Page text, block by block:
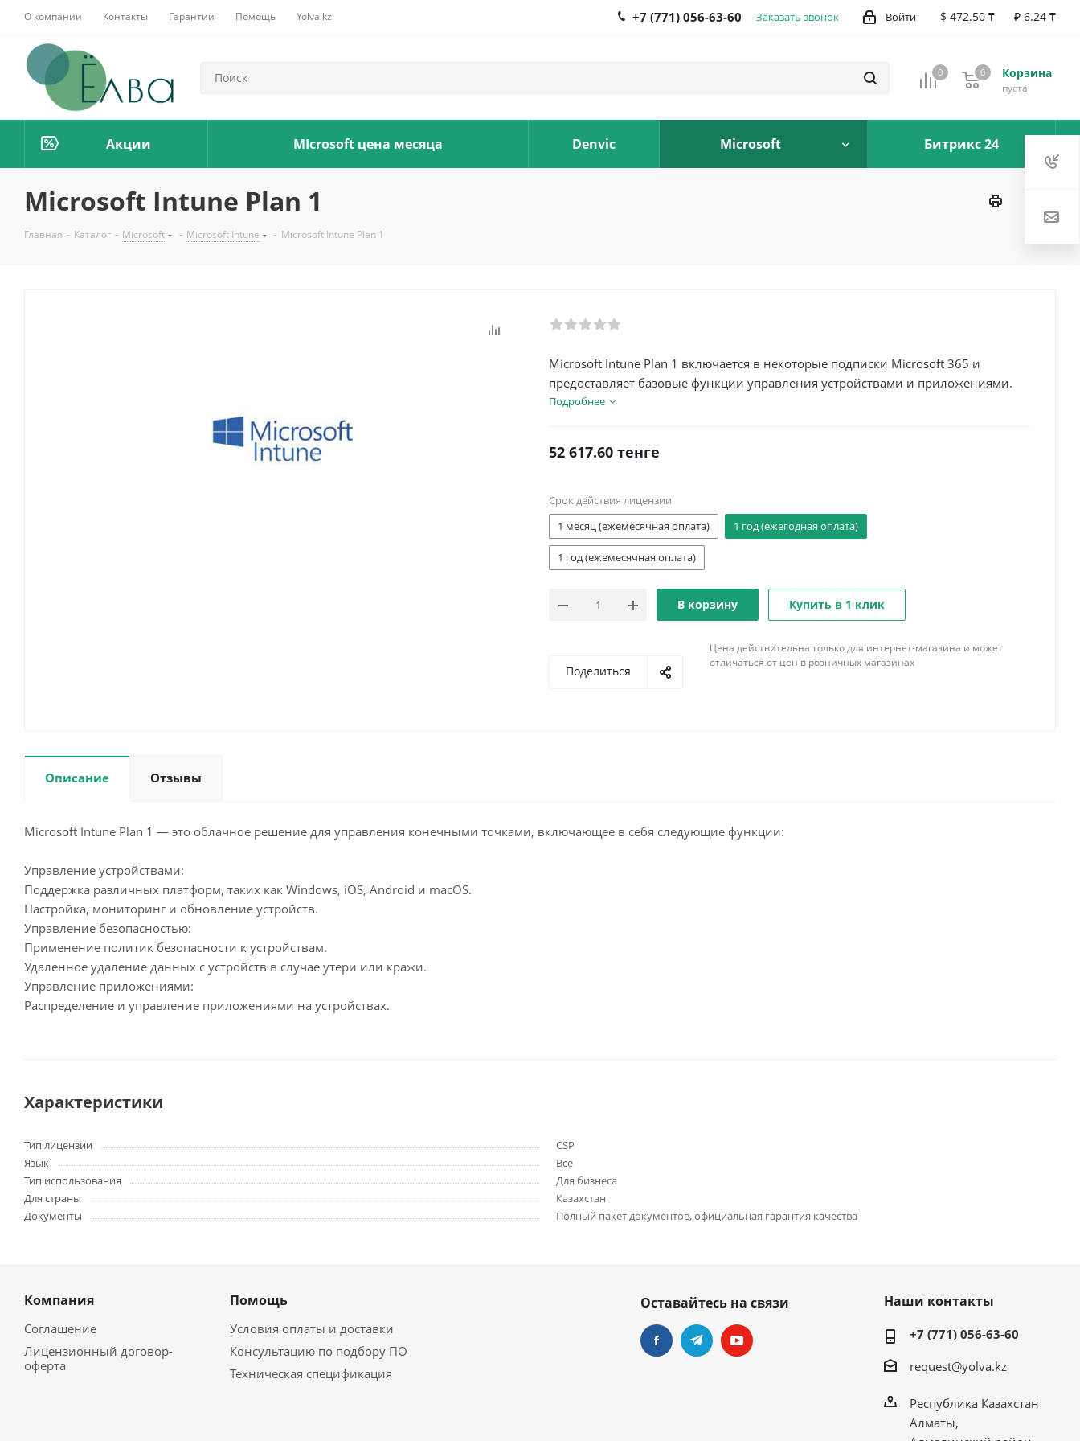
О компании Контакты Гарантии Помощь Yolva.kz $ 472.50 ₸ ₽ 6.24 ₸
Войти
+7 (771) 056-63-60 Заказать звонок
0 Корзина
0
пуста
0
Акции MIcrosoft цена месяца Denvic Microsoft Битрикс 24
Microsoft Intune Plan 1
Главная - Каталог - Microsoft - Microsoft Intune - Microsoft Intune Plan 1
Microsoft Intune Plan 1 включается в некоторые подписки Microsoft 365 и
предоставляет базовые функции управления устройствами и приложениями.
Подробнее
52 617.60 тенге
Срок действия лицензии
1 месяц (ежемесячная оплата)
1 год (ежегодная оплата)
1 год (ежемесячная оплата)
В корзину Купить в 1 клик
Поделиться
Цена действительна только для интернет-магазина и может
отличаться от цен в розничных магазинах
Описание Отзывы
Microsoft Intune Plan 1 — это облачное решение для управления конечными точками, включающее в себя следующие функции:
Управление устройствами:
Поддержка различных платформ, таких как Windows, iOS, Android и macOS.
Настройка, мониторинг и обновление устройств.
Управление безопасностью:
Применение политик безопасности к устройствам.
Удаленное удаление данных с устройств в случае утери или кражи.
Управление приложениями:
Распределение и управление приложениями на устройствах.
Характеристики
Тип лицензии
CSP
Язык
Все
Тип использования
Для бизнеса
Для страны
Казахстан
Документы
Полный пакет документов, официальная гарантия качества
Компания
Соглашение
Лицензионный договор-
оферта
Помощь
Условия оплаты и доставки
Консультацию по подбору ПО
Техническая спецификация
Оставайтесь на связи Наши контакты
+7 (771) 056-63-60
request@yolva.kz
Республика Казахстан
Алматы,